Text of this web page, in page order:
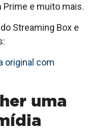
Prime e muito mais.
Streaming Box e
original com
uma